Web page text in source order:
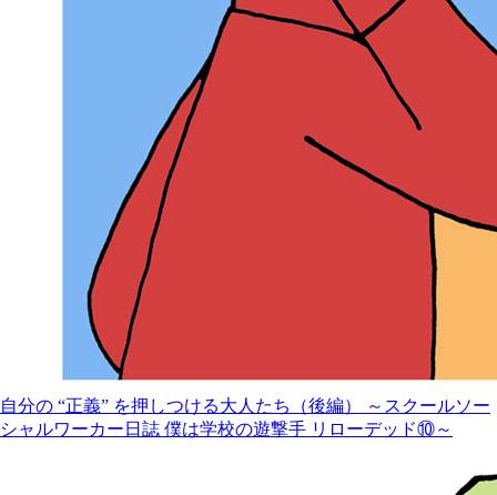
自分の “正義” を押しつける大人たち（後編） ～スクールソー
シャルワーカー日誌 僕は学校の遊撃手 リローデッド⑩～